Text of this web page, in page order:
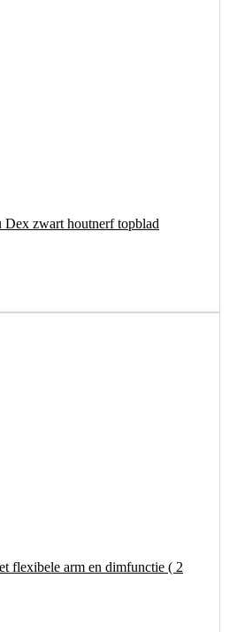
Dex zwart houtnerf topblad
flexibele arm en dimfunctie ( 2